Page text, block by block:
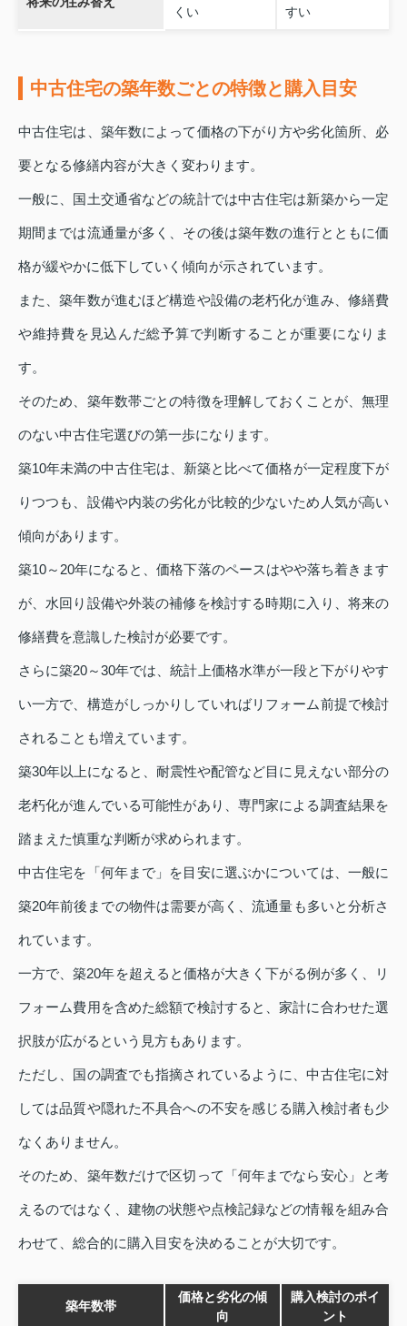
くい
すい
中古住宅の築年数ごとの特徴と購入目安
中古住宅は、築年数によって価格の下がり方や劣化箇所、必
要となる修繕内容が大きく変わります。
一般に、国土交通省などの統計では中古住宅は新築から一定
期間までは流通量が多く、その後は築年数の進行とともに価
格が緩やかに低下していく傾向が示されています。
また、築年数が進むほど構造や設備の老朽化が進み、修繕費
や維持費を見込んだ総予算で判断することが重要になりま
す。
そのため、築年数帯ごとの特徴を理解しておくことが、無理
のない中古住宅選びの第一歩になります。
築10年未満の中古住宅は、新築と比べて価格が一定程度下が
りつつも、設備や内装の劣化が比較的少ないため人気が高い
傾向があります。
築10～20年になると、価格下落のペースはやや落ち着きます
が、水回り設備や外装の補修を検討する時期に入り、将来の
修繕費を意識した検討が必要です。
さらに築20～30年では、統計上価格水準が一段と下がりやす
い一方で、構造がしっかりしていればリフォーム前提で検討
されることも増えています。
築30年以上になると、耐震性や配管など目に見えない部分の
老朽化が進んでいる可能性があり、専門家による調査結果を
踏まえた慎重な判断が求められます。
中古住宅を「何年まで」を目安に選ぶかについては、一般に
築20年前後までの物件は需要が高く、流通量も多いと分析さ
れています。
一方で、築20年を超えると価格が大きく下がる例が多く、リ
フォーム費用を含めた総額で検討すると、家計に合わせた選
択肢が広がるという見方もあります。
ただし、国の調査でも指摘されているように、中古住宅に対
しては品質や隠れた不具合への不安を感じる購入検討者も少
なくありません。
そのため、築年数だけで区切って「何年までなら安心」と考
えるのではなく、建物の状態や点検記録などの情報を組み合
わせて、総合的に購入目安を決めることが大切です。
築年数帯
価格と劣化の傾
向
購入検討のポイ
ント